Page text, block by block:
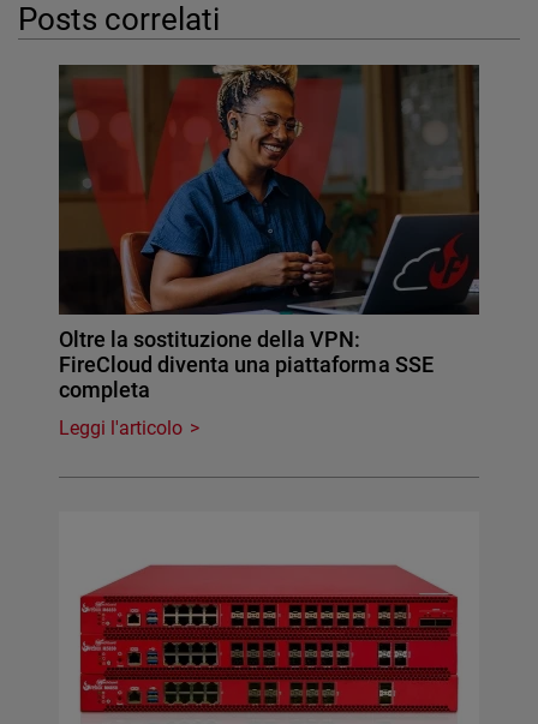
Posts correlati
Oltre la sostituzione della VPN:
FireCloud diventa una piattaforma SSE
completa
Leggi l'articolo